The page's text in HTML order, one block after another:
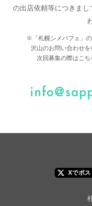
の出店依頼等につきまし
※「札幌シメパフェ」の
沢山のお問い合わせを
次回募集の際はこち
Xでポス